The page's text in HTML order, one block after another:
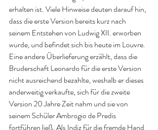
erhalten ist. Viele Hinweise deuten darauf hin,
dass die erste Version bereits kurz nach
seinem Entstehen von Ludwig XII. erworben
wurde, und befindet sich bis heute im Louvre.
Eine andere Überlieferung erzählt, dass die
Bruderschaft Leonardo für die erste Version
nicht ausreichend bezahlte, weshalb er dieses
anderweitig verkaufte, sich für die zweite
Version 20 Jahre Zeit nahm und sie von
seinem Schüler Ambrogio de Predis
fortführen ließ. Als Indiz für die fremde Hand